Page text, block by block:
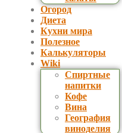
Огород
Диета
Кухни мира
Полезное
Калькуляторы
Wiki
Спиртные
напитки
Кофе
Вина
География
виноделия